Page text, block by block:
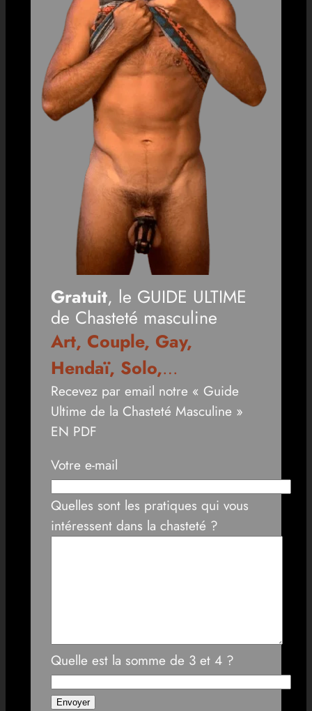
Gratuit, le GUIDE ULTIME
de Chasteté masculine
Art, Couple, Gay,
Hendaï, Solo,…
Recevez par email notre « Guide
Ultime de la Chasteté Masculine »
EN PDF
Votre e-mail
Quelles sont les pratiques qui vous
intéressent dans la chasteté ?
Quelle est la somme de 3 et 4 ?